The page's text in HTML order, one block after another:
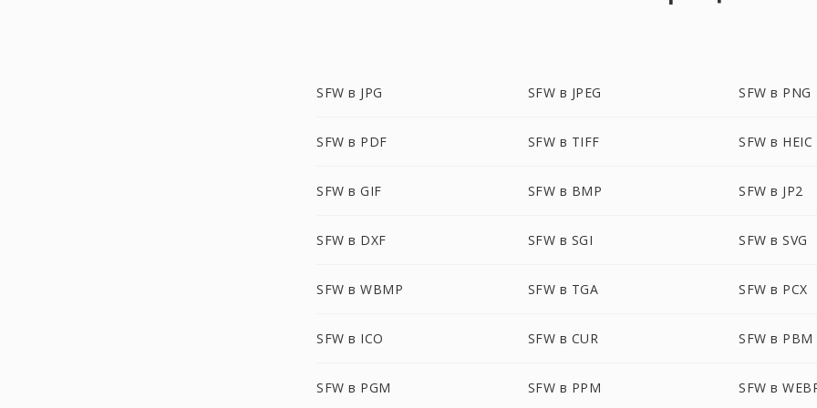
SFW в JPG SFW в JPEG SFW в PNG
SFW в PDF SFW в TIFF SFW в HEIC
SFW в GIF SFW в BMP SFW в JP2
SFW в DXF SFW в SGI SFW в SVG
SFW в WBMP SFW в TGA SFW в PCX
SFW в ICO SFW в CUR SFW в PBM
SFW в PGM SFW в PPM SFW в